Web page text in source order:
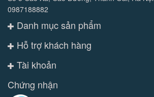
0987188882
Danh mục sản phẩm
Hỗ trợ khách hàng
Tài khoản
Chứng nhận